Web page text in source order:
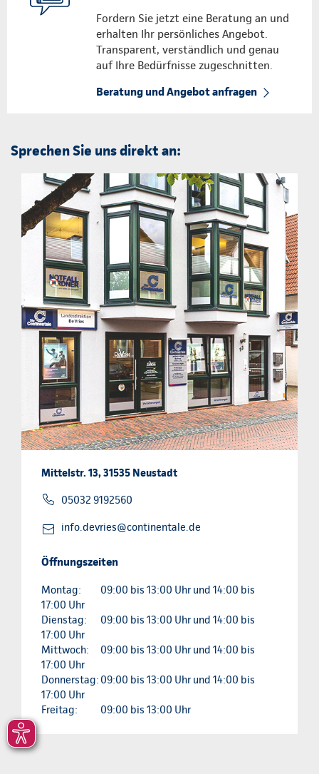
Fordern Sie jetzt eine Beratung an und
erhalten Ihr persönliches Angebot.
Transparent, verständlich und genau
auf Ihre Bedürfnisse zugeschnitten.
Beratung und Angebot anfragen
Sprechen Sie uns direkt an:
Mittelstr. 13, 31535 Neustadt
05032 9192560
info.devries@continentale.de
Öffnungszeiten
Montag:
09:00 bis 13:00 Uhr und 14:00 bis
17:00 Uhr
Dienstag:
09:00 bis 13:00 Uhr und 14:00 bis
17:00 Uhr
Mittwoch:
09:00 bis 13:00 Uhr und 14:00 bis
17:00 Uhr
Donnerstag: 09:00 bis 13:00 Uhr und 14:00 bis
17:00 Uhr
Freitag:
09:00 bis 13:00 Uhr